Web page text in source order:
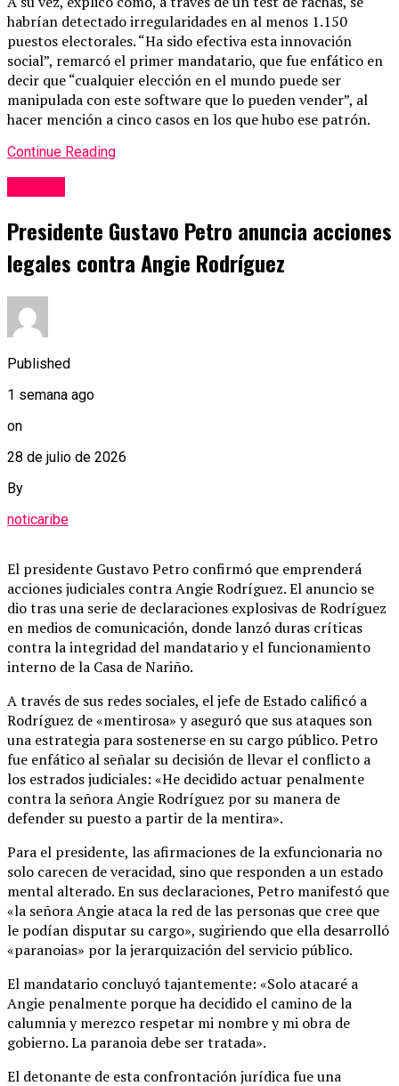
habrían detectado irregularidades en al menos 1.150
puestos electorales. “Ha sido efectiva esta innovación
social”, remarcó el primer mandatario, que fue enfático en
decir que “cualquier elección en el mundo puede ser
manipulada con este software que lo pueden vender”, al
hacer mención a cinco casos en los que hubo ese patrón.
Continue Reading
Presidente Gustavo Petro anuncia acciones
legales contra Angie Rodríguez
Published
1 semana ago
on
28 de julio de 2026
By
noticaribe
El presidente Gustavo Petro confirmó que emprenderá
acciones judiciales contra Angie Rodríguez. El anuncio se
dio tras una serie de declaraciones explosivas de Rodríguez
en medios de comunicación, donde lanzó duras críticas
contra la integridad del mandatario y el funcionamiento
interno de la Casa de Nariño.
A través de sus redes sociales, el jefe de Estado calificó a
Rodríguez de «mentirosa» y aseguró que sus ataques son
una estrategia para sostenerse en su cargo público. Petro
fue enfático al señalar su decisión de llevar el conflicto a
los estrados judiciales: «He decidido actuar penalmente
contra la señora Angie Rodríguez por su manera de
defender su puesto a partir de la mentira».
Para el presidente, las afirmaciones de la exfuncionaria no
solo carecen de veracidad, sino que responden a un estado
mental alterado. En sus declaraciones, Petro manifestó que
«la señora Angie ataca la red de las personas que cree que
le podían disputar su cargo», sugiriendo que ella desarrolló
«paranoias» por la jerarquización del servicio público.
El mandatario concluyó tajantemente: «Solo atacaré a
Angie penalmente porque ha decidido el camino de la
calumnia y merezco respetar mi nombre y mi obra de
gobierno. La paranoia debe ser tratada».
El detonante de esta confrontación jurídica fue una